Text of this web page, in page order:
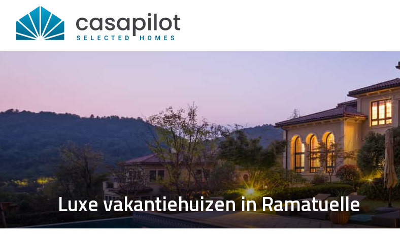
Luxe vakantiehuizen in Ramatuelle